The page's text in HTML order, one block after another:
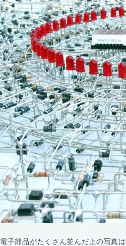
電子部品がたくさん並んだ上の写真